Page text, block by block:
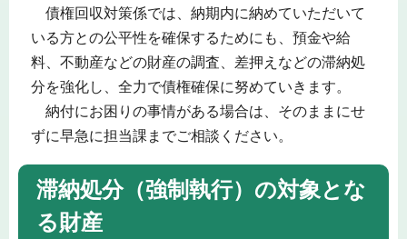
債権回収対策係では、納期内に納めていただいて
いる方との公平性を確保するためにも、預金や給
料、不動産などの財産の調査、差押えなどの滞納処
分を強化し、全力で債権確保に努めていきます。
納付にお困りの事情がある場合は、そのままにせ
ずに早急に担当課までご相談ください。
滞納処分（強制執行）の対象とな
る財産